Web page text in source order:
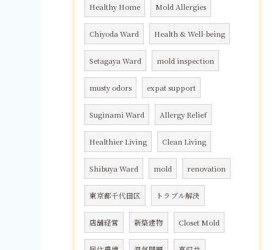
Healthy Home Mold Allergies
Chiyoda Ward Health & Well-being
Setagaya Ward mold inspection
musty odors expat support
Suginami Ward Allergy Relief
Healthier Living Clean Living
Shibuya Ward mold renovation
東京都千代田区 トラブル解決
店舗経営 新築建物 Closet Mold